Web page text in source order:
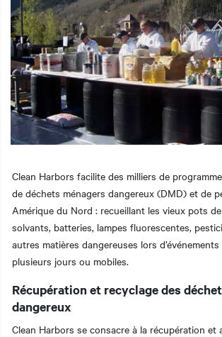
actions
Clean Harbors facilite des milliers de
de déchets ménagers dangereux (DMD) et de
Amérique du Nord : recueillant les vieux pots
solvants, batteries, lampes fluorescentes,
autres matières dangereuses lors d’événements
plusieurs jours ou mobiles.
Récupération et recyclage des
dangereux
Clean Harbors se consacre à la récupération et